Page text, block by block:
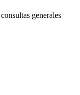
generales